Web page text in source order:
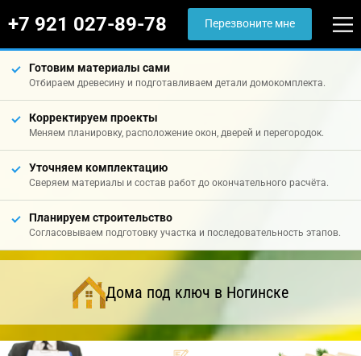
+7 921 027-89-78 Перезвоните мне
Готовим материалы сами
Отбираем древесину и подготавливаем детали домокомплекта.
Корректируем проекты
Меняем планировку, расположение окон, дверей и перегородок.
Уточняем комплектацию
Сверяем материалы и состав работ до окончательного расчёта.
Планируем строительство
Согласовываем подготовку участка и последовательность этапов.
Дома под ключ в Ногинске